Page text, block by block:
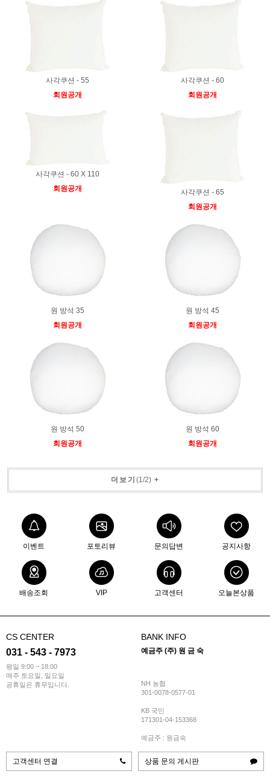
사각쿠션 - 55
회원공개
사각쿠션 - 60
회원공개
사각쿠션 - 60 X 110
회원공개
사각쿠션 - 65
회원공개
원 방석 35
회원공개
원 방석 45
회원공개
원 방석 50
회원공개
원 방석 60
회원공개
더보기 (1 /2)+
이벤트 포토리뷰 문의답변 공지사항
배송조회 VIP 고객센터 오늘본상품
CS CENTER
031 - 543 - 7973
평일 9:00 ~ 18:00
매주 토요일, 일요일
공휴일은 휴무입니다.
BANK INFO
예금주 (주) 원 금 숙
NH 농협
301-0078-0577-01
KB 국민
171301-04-153368
예금주 : 원금숙
고객센터 연결 상품 문의 게시판